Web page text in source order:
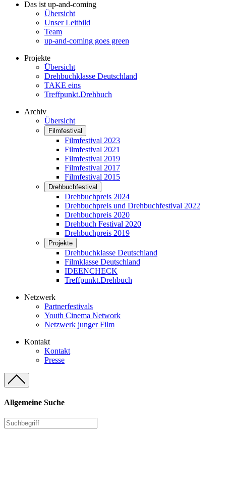
Das ist up-and-coming
Übersicht
Unser Leitbild
Team
up-and-coming goes green
Projekte
Übersicht
Drehbuchklasse Deutschland
TAKE eins
Treffpunkt.Drehbuch
Archiv
Übersicht
Filmfestival
Filmfestival 2023
Filmfestival 2021
Filmfestival 2019
Filmfestival 2017
Filmfestival 2015
Drehbuchfestival
Drehbuchpreis 2024
Drehbuchpreis und Drehbuchfestival 2022
Drehbuchpreis 2020
Drehbuch Festival 2020
Drehbuchpreis 2019
Projekte
Drehbuchklasse Deutschland
Filmklasse Deutschland
IDEENCHECK
Treffpunkt.Drehbuch
Netzwerk
Partnerfestivals
Youth Cinema Network
Netzwerk junger Film
Kontakt
Kontakt
Presse
Allgemeine Suche